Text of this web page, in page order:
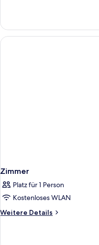
Zimmer
Platz für 1 Person
Kostenloses WLAN
Weitere Details
Weitere